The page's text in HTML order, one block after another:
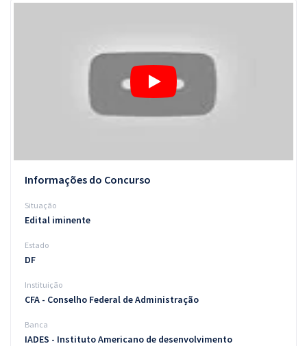
Informações do Concurso
Situação
Edital iminente
Estado
DF
Instituição
CFA - Conselho Federal de Administração
Banca
IADES - Instituto Americano de desenvolvimento